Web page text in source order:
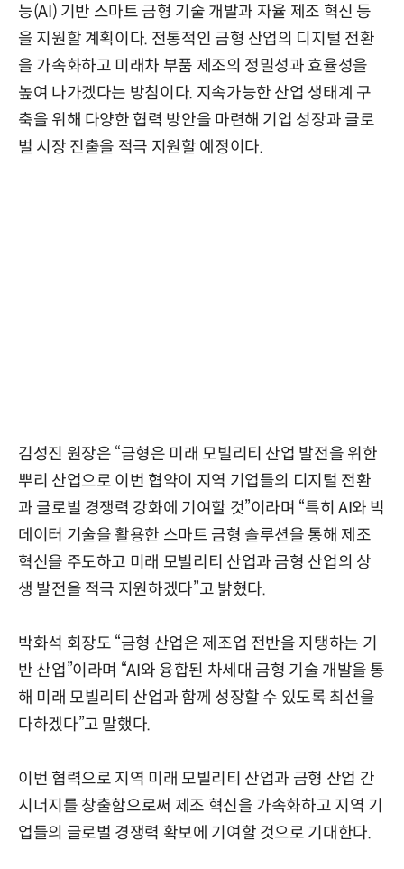
능(AI) 기반 스마트 금형 기술 개발과 자율 제조 혁신 등
을 지원할 계획이다. 전통적인 금형 산업의 디지털 전환
을 가속화하고 미래차 부품 제조의 정밀성과 효율성을
높여 나가겠다는 방침이다. 지속가능한 산업 생태계 구
축을 위해 다양한 협력 방안을 마련해 기업 성장과 글로
벌 시장 진출을 적극 지원할 예정이다.
김성진 원장은 “금형은 미래 모빌리티 산업 발전을 위한
뿌리 산업으로 이번 협약이 지역 기업들의 디지털 전환
과 글로벌 경쟁력 강화에 기여할 것”이라며 “특히 AI와 빅
데이터 기술을 활용한 스마트 금형 솔루션을 통해 제조
혁신을 주도하고 미래 모빌리티 산업과 금형 산업의 상
생 발전을 적극 지원하겠다”고 밝혔다.
박화석 회장도 “금형 산업은 제조업 전반을 지탱하는 기
반 산업”이라며 “AI와 융합된 차세대 금형 기술 개발을 통
해 미래 모빌리티 산업과 함께 성장할 수 있도록 최선을
다하겠다”고 말했다.
이번 협력으로 지역 미래 모빌리티 산업과 금형 산업 간
시너지를 창출함으로써 제조 혁신을 가속화하고 지역 기
업들의 글로벌 경쟁력 확보에 기여할 것으로 기대한다.